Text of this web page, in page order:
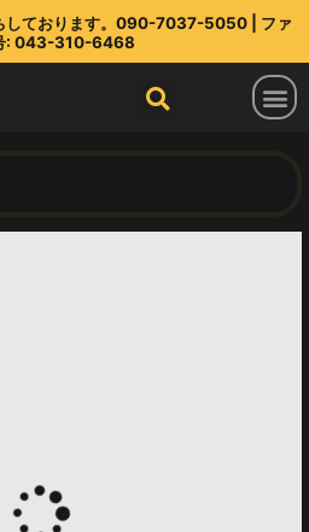
しております。090-7037-5050 | ファ
: 043-310-6468